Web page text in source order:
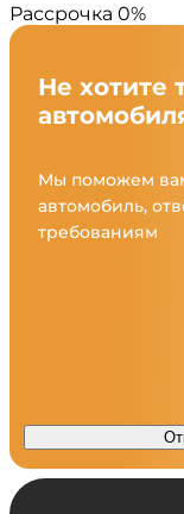
Рассрочка 0%
Не хотите
Мы поможем
автомобиль,
требованиям